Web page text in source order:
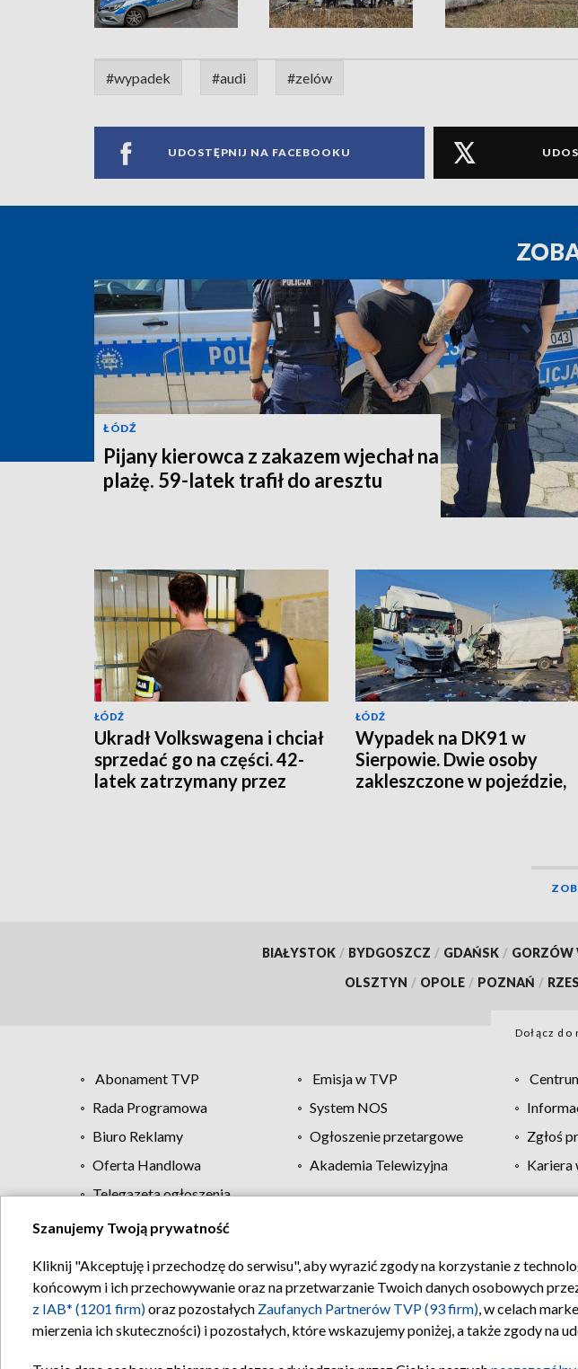
#wypadek #audi #zelów
UDOSTĘPNIJ NA FACEBOOKU
ŁÓDŹ
Pijany kierowca z zakazem wjechał na
plażę. 59-latek trafił do aresztu
ŁÓDŹ
Ukradł Volkswagena i chciał
sprzedać go na części. 42-
latek zatrzymany przez
ŁÓDŹ
Wypadek na DK91 w
Sierpowie. Dwie osoby
zakleszczone w pojeździe,
BIAŁYSTOK / BYDGOSZCZ / GDAŃSK / GORZÓW
OLSZTYN / OPOLE / POZNAŃ /
Dołącz do
Abonament TVP Emisja w TVP
Rada Programowa
System NOS
Biuro Reklamy
Ogłoszenie przetargowe Zgłoś
Oferta Handlowa
Akademia Telewizyjna Kariera
Telegazeta ogłoszenia
Regulamin TVP Polityka prywatności
Szanujemy Twoją prywatność
Kliknij "Akceptuję i przechodzę do serwisu", aby wyrazić zgody na korzystanie z
końcowym i ich przechowywanie oraz na przetwarzanie Twoich danych osobowych
z IAB* (1201 firm)oraz pozostałych Zaufanych Partnerów TVP (93 firm), w celach
mierzenia ich skuteczności) i pozostałych, które wskazujemy poniżej, a także zgody na